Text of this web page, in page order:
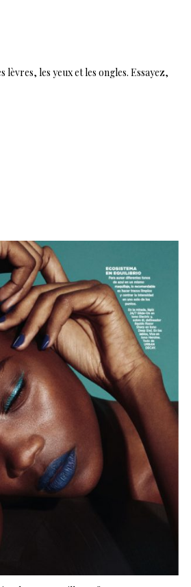
lèvres, les yeux et les ongles. Essayez,